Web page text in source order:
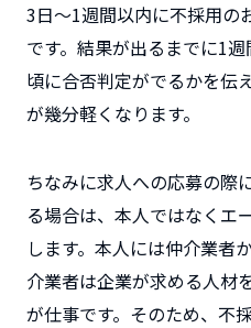
3日～1週間以内に不採用の
です。結果が出るまでに1
頃に合否判定がでるかを伝
が幾分軽くなります。
ちなみに求人への応募の際
る場合は、本人ではなくエ
します。本人には仲介業者
介業者は企業が求める人材
が仕事です。そのため、不